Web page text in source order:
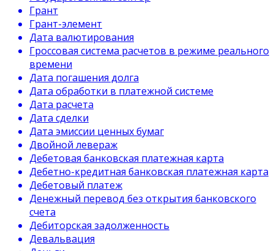
Грант
Грант-элемент
Дата валютирования
Гроссовая система расчетов в режиме реального
времени
Дата погашения долга
Дата обработки в платежной системе
Дата расчета
Дата сделки
Дата эмиссии ценных бумаг
Двойной левераж
Дебетовая банковская платежная карта
Дебетно-кредитная банковская платежная карта
Дебетовый платеж
Денежный перевод без открытия банковского
счета
Дебиторская задолженность
Девальвация